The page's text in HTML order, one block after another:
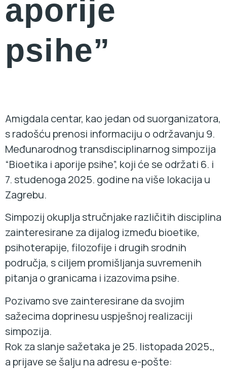
aporije
psihe”
Amigdala centar, kao jedan od suorganizatora,
s radošću prenosi informaciju o održavanju 9.
Međunarodnog transdisciplinarnog simpozija
“Bioetika i aporije psihe”, koji će se održati 6. i
7. studenoga 2025. godine na više lokacija u
Zagrebu.
Simpozij okuplja stručnjake različitih disciplina
zainteresirane za dijalog između bioetike,
psihoterapije, filozofije i drugih srodnih
područja, s ciljem promišljanja suvremenih
pitanja o granicama i izazovima psihe.
Pozivamo sve zainteresirane da svojim
sažecima doprinesu uspješnoj realizaciji
simpozija.
Rok za slanje sažetaka je 25. listopada 2025.,
a prijave se šalju na adresu e-pošte: